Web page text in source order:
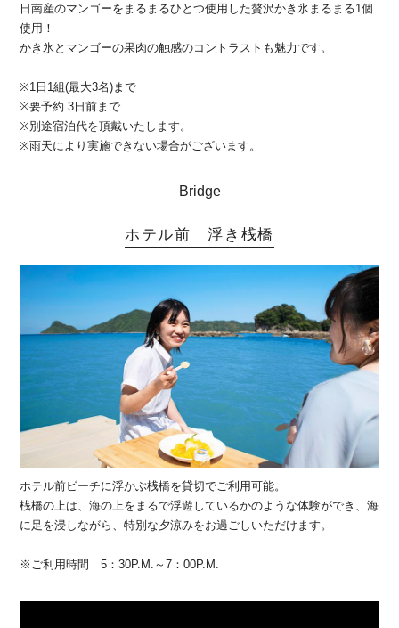
日南産のマンゴーをまるまるひとつ使用した贅沢かき氷まるまる1個
使用！
かき氷とマンゴーの果肉の触感のコントラストも魅力です。
※1日1組(最大3名)まで
※要予約 3日前まで
※別途宿泊代を頂戴いたします。
※雨天により実施できない場合がございます。
Bridge
ホテル前 浮き桟橋
ホテル前ビーチに浮かぶ桟橋を貸切でご利用可能。
桟橋の上は、海の上をまるで浮遊しているかのような体験ができ、海
に足を浸しながら、特別な夕涼みをお過ごしいただけます。
※ご利用時間 5：30P.M.～7：00P.M.